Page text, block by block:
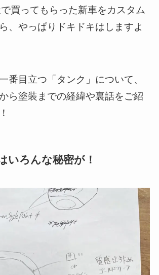
買ってもらった新車をカスタム
、やっぱりドキドキはしますよ
番目立つ「タンク」について、
ら塗装までの経緯や裏話をご紹
いろんな秘密が！